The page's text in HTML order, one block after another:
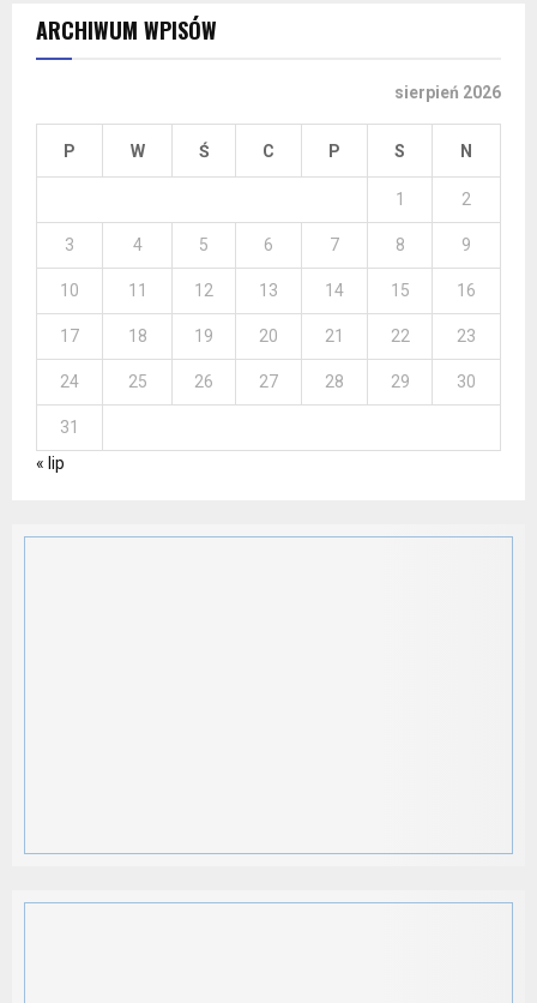
ARCHIWUM WPISÓW
sierpień 2026
P W Ś C P S N
1 2
3 4 5 6 7 8 9
10 11 12 13 14 15 16
17 18 19 20 21 22 23
24 25 26 27 28 29 30
31
« lip